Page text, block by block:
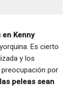
Kenny
Es cierto
y los
por
peleas sean